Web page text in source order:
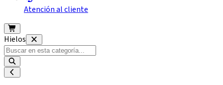
Atención al cliente
Hielos